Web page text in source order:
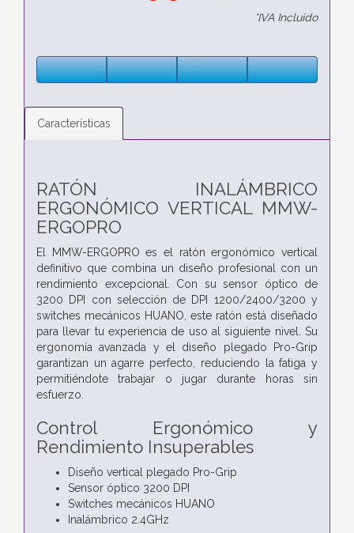
*IVA Incluido
Características
RATÓN INALÁMBRICO
ERGONÓMICO VERTICAL MMW-
ERGOPRO
El MMW-ERGOPRO es el ratón ergonómico vertical
definitivo que combina un diseño profesional con un
rendimiento excepcional. Con su sensor óptico de
3200 DPI con selección de DPI 1200/2400/3200 y
switches mecánicos HUANO, este ratón está diseñado
para llevar tu experiencia de uso al siguiente nivel. Su
ergonomía avanzada y el diseño plegado Pro-Grip
garantizan un agarre perfecto, reduciendo la fatiga y
permitiéndote trabajar o jugar durante horas sin
esfuerzo.
Control Ergonómico y
Rendimiento Insuperables
Diseño vertical plegado Pro-Grip
Sensor óptico 3200 DPI
Switches mecánicos HUANO
Inalámbrico 2.4GHz